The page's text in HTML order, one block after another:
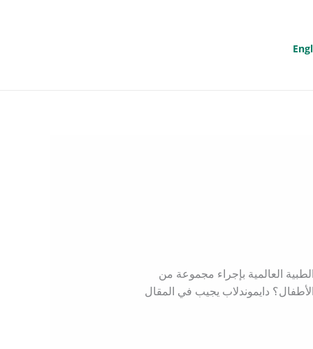
العالمية بإجراء مجموعة من
دايموندلاب يجيب في المقال